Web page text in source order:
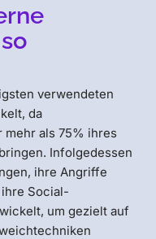
verwendeten
da
mehr als 75% ihres
Infolgedessen
ihre Angriffe
Social-
um gezielt auf